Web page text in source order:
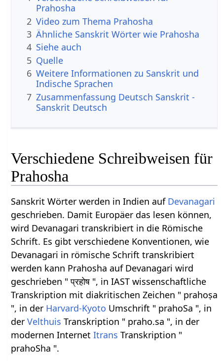
Prahosha
2 Video zum Thema Prahosha
3 Ähnliche Sanskrit Wörter wie Prahosha
4 Siehe auch
5 Quelle
6 Weitere Informationen zu Sanskrit und
Indische Sprachen
7 Zusammenfassung Deutsch Sanskrit -
Sanskrit Deutsch
Verschiedene Schreibweisen für
Prahosha
Sanskrit Wörter werden in Indien auf Devanagari
geschrieben. Damit Europäer das lesen können,
wird Devanagari transkribiert in die Römische
Schrift. Es gibt verschiedene Konventionen, wie
Devanagari in römische Schrift transkribiert
werden kann Prahosha auf Devanagari wird
geschrieben " प्रहोष ", in IAST wissenschaftliche
Transkription mit diakritischen Zeichen " prahoṣa
", in der Harvard-Kyoto Umschrift " prahoSa ", in
derVelthuis Transkription " praho.sa ", in der
modernen InternetItrans Transkription "
prahoSha ".